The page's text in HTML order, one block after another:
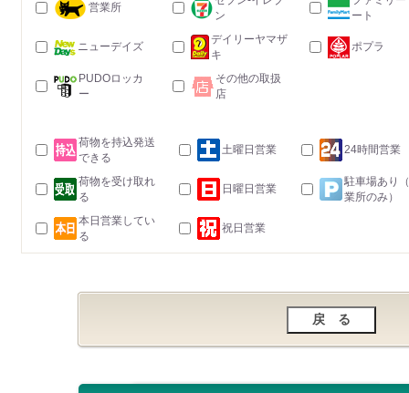
営業所
ン
ート
ニューデイズ
デイリーヤマザ
キ
ポプラ
PUDOロッカ
ー
その他の取扱
店
荷物を持込発送
できる
土曜日営業 24時間営業
荷物を受け取れ
る
日曜日営業
駐車場あり
業所のみ）
本日営業してい
る
祝日営業